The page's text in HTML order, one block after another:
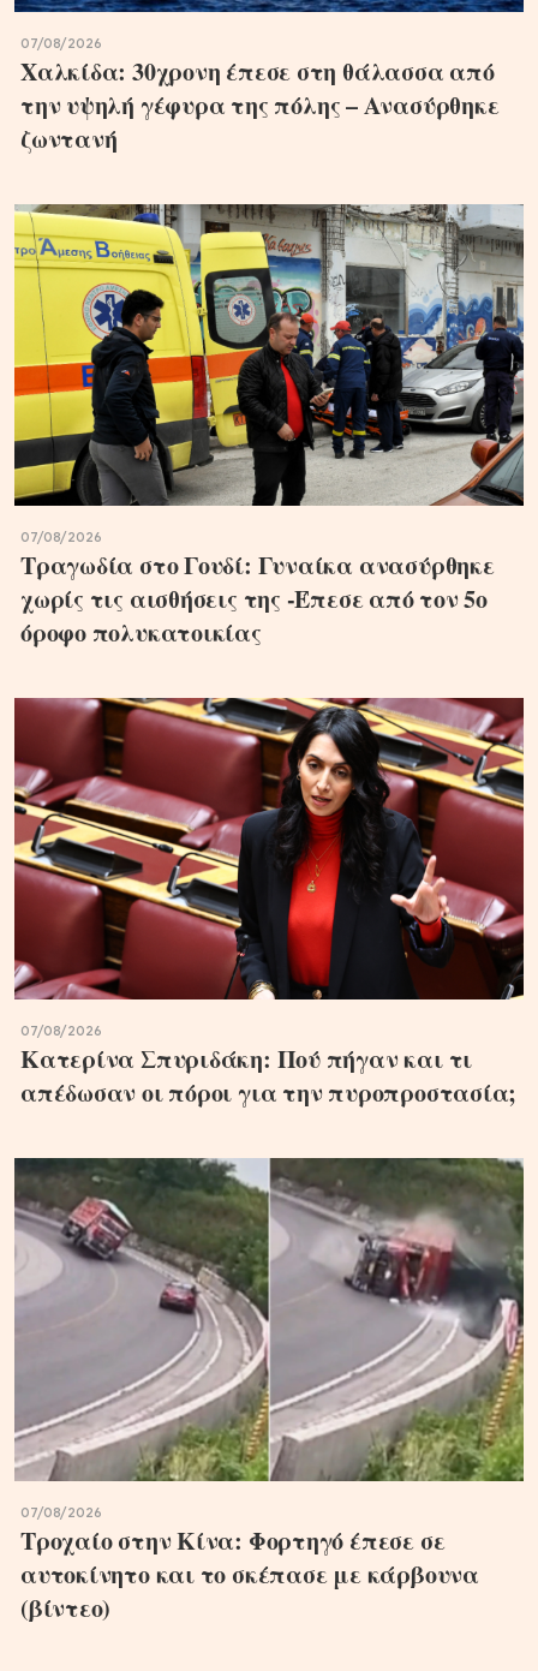
07/08/2026
Χαλκίδα: 30χρονη έπεσε στη θάλασσα από
την υψηλή γέφυρα της πόλης – Ανασύρθηκε
ζωντανή
07/08/2026
Τραγωδία στο Γουδί: Γυναίκα ανασύρθηκε
χωρίς τις αισθήσεις της -Έπεσε από τον 5ο
όροφο πολυκατοικίας
07/08/2026
Κατερίνα Σπυριδάκη: Πού πήγαν και τι
απέδωσαν οι πόροι για την πυροπροστασία;
07/08/2026
Τροχαίο στην Κίνα: Φορτηγό έπεσε σε
αυτοκίνητο και το σκέπασε με κάρβουνα
(βίντεο)